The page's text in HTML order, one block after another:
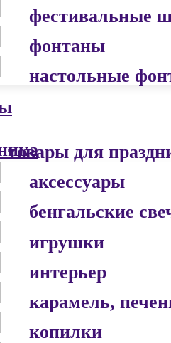
фестивальные
фонтаны
настольные
товары для
аксессуары
бенгальские
игрушки
интерьер
карамель,
копилки